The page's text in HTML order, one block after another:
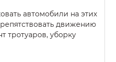
автомобили на этих
движению
тротуаров, уборку